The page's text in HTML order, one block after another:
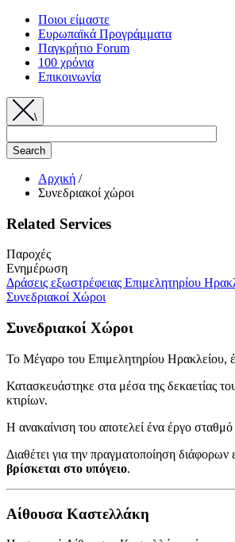
Ποιοι είμαστε
Ευρωπαϊκά Προγράμματα
Παγκρήτιο Forum
100 χρόνια
Επικοινωνία
\
Breadcrumb
Αρχική /
Συνεδριακοί χώροι
Related Services
Παροχές
Ενημέρωση
Δράσεις εξωστρέφειας Επιμελητηρίου
Συνεδριακοί Χώροι
Συνεδριακοί Χώροι
Το Μέγαρο του Επιμελητηρίου Ηρακλείου,
Κατασκευάστηκε στα μέσα της δεκαετίας
κτιρίων.
Η ανακαίνιση του αποτελεί ένα έργο
Διαθέτει για την πραγματοποίηση
βρίσκεται στο υπόγειο.
Αίθουσα Καστελλάκη